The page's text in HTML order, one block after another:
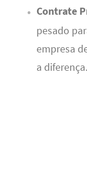
Contrate
pesado
empresa
a diferença.